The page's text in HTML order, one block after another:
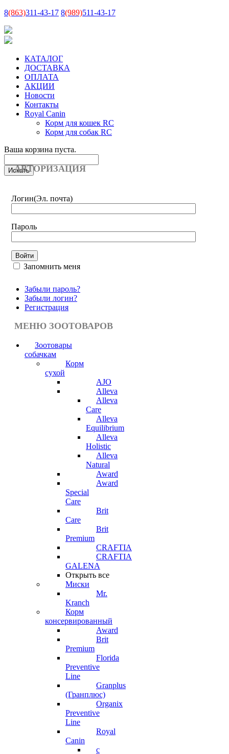
8(863)311-43-17 8(989)511-43-17
КАТАЛОГ
ДОСТАВКА
ОПЛАТА
АКЦИИ
Новости
Контакты
Royal Canin
Корм для кошек RC
Корм для собак RC
Ваша корзина пуста.
АВТОРИЗАЦИЯ
Логин(Эл. почта)
Пароль
Запомнить меня
Забыли пароль?
Забыли логин?
Регистрация
МЕНЮ ЗООТОВАРОВ
Зоотовары
собачкам
Корм
сухой
AJO
Alleva
Alleva
Care
Alleva
Equilibrium
Alleva
Holistic
Alleva
Natural
Award
Award
Special
Care
Brit
Care
Brit
Premium
CRAFTIA
CRAFTIA
GALENA
Открыть все
Миски
Mr.
Kranch
Корм
консервированный
Award
Brit
Premium
Florida
Preventive
Line
Granplus
(Гранплюс)
Organix
Preventive
Line
Royal
Canin
с